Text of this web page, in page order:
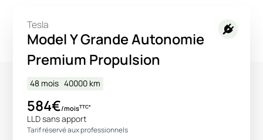
Tesla
Model Y Grande Autonomie
Premium Propulsion
48 mois 40000 km
584€/moisTTC*
LLD sans apport
Tarif réservé aux professionnels